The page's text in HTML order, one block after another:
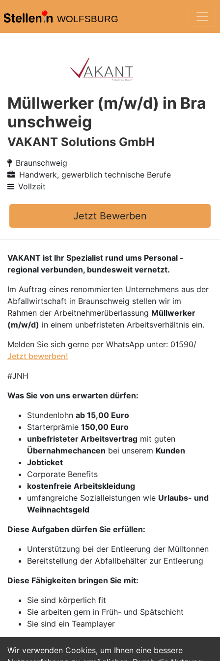
WOLFSBURG
Wir verwenden Cookies, um Ihnen eine bessere
Müllwerker (m/w/d) in Bra
unschweig
VAKANT Solutions GmbH
Braunschweig
Handwerk, gewerblich technische Berufe
Vollzeit
Jetzt Bewerben
VAKANT ist Ihr Spezialist rund ums Personal -
regional verbunden, bundesweit vernetzt.
Im Auftrag eines renommierten Unternehmens aus der
Abfallwirtschaft in Braunschweig stellen wir im
Rahmen der Arbeitnehmerüberlassung Müllwerker
(m/w/d) in einem unbefristeten Arbeitsverhältnis ein.
Melden Sie sich gerne per WhatsApp unter: 01590/
Jetzt bewerben!
#JNH
Was Sie von uns erwarten dürfen:
Stundenlohn ab 15,00 Euro
Starterprämie 150,00 Euro
unbefristeter Arbeitsvertrag mit guten
Übernahmechancen bei unserem Kunden
Jobticket
Corporate Benefits
kostenfreie Arbeitskleidung
umfangreiche Sozialleistungen wie Urlaubs- und
Weihnachtsgeld
Diese Aufgaben dürfen Sie erfüllen:
Unterstützung bei der Entleerung der Mülltonnen
Bereitstellung der Abfallbehälter zur Entleerung
Diese Fähigkeiten bringen Sie mit:
Sie sind körperlich fit
Sie arbeiten gern in Früh- und Spätschicht
Sie sind ein Teamplayer